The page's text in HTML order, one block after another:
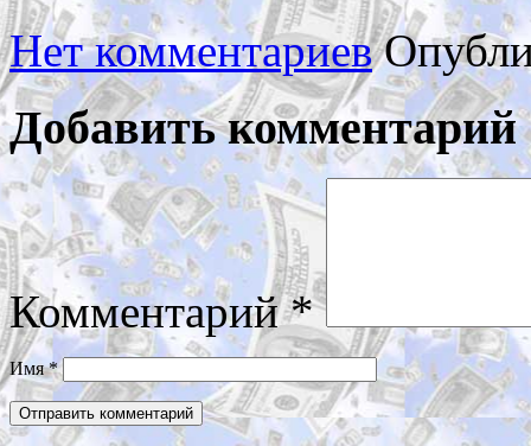
Нет комментариев
Добавить комментарий
Комментарий*
Имя*